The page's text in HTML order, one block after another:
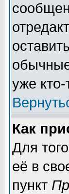
уже кто-
Как
Для
её в
пункт